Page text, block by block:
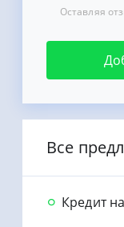
Оставляя
Все
Кредит